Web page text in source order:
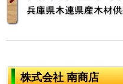
株式会社 南商店